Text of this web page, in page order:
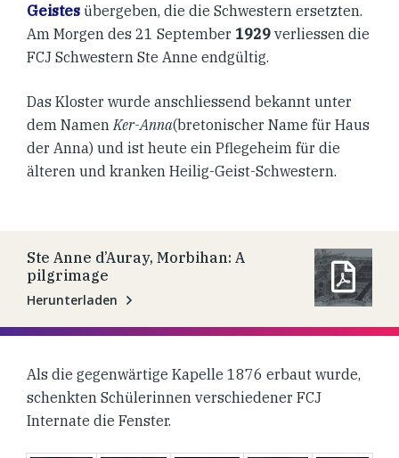
Geistes übergeben, die die Schwestern ersetzten.
Am Morgen des 21 September 1929 verliessen die
FCJ Schwestern Ste Anne endgültig.
Das Kloster wurde anschliessend bekannt unter
dem Namen Ker-Anna(bretonischer Name für Haus
der Anna) und ist heute ein Pflegeheim für die
älteren und kranken Heilig-Geist-Schwestern.
Ste Anne d’Auray, Morbihan: A
pilgrimage
Herunterladen
Als die gegenwärtige Kapelle 1876 erbaut wurde,
schenkten Schülerinnen verschiedener FCJ
Internate die Fenster.